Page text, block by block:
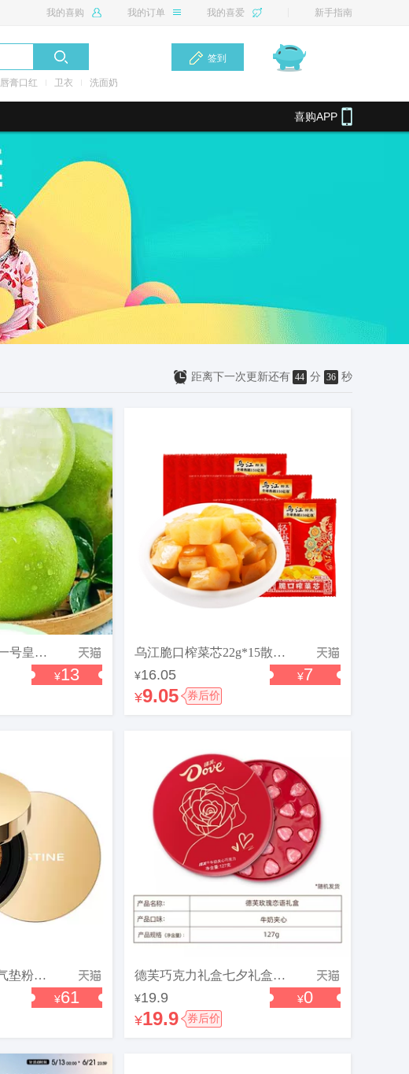
我的喜购 我的订单 我的喜爱 新手指南
签到
唇膏口红 卫衣 洗面奶
喜购APP
最高返利1.40% 最高返利14%
距离下一次更新还有 44 分 35 秒
现摘砀山青梨酥脆一号皇冠梨10斤新鲜梨子水果翠冠梨香酥雪梨青皮
¥13
乌江脆口榨菜芯22g*15散袋酸甜微微辣小袋便携开味下饭
¥16.05 ¥7
¥9.05 券后价
Mistine蜜丝婷大金气垫粉底液BB霜遮瑕细腻保湿持久不脱妆控油
¥61
德芙巧克力礼盒七夕礼盒玫瑰心语礼盒24粒礼物送礼结婚七夕送女友
¥19.9 ¥0
¥19.9 券后价